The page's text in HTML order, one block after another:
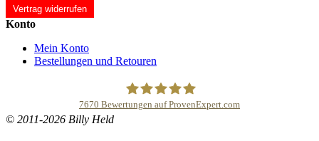
Vertrag widerrufen
Konto
Mein Konto
Bestellungen und Retouren
7670 Bewertungen auf ProvenExpert.com
© 2011-2026 Billy Held